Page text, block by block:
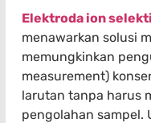
Elektroda ion
menawarkan solusi
memungkinkan
measurement)
larutan tanpa harus
pengolahan sampel.